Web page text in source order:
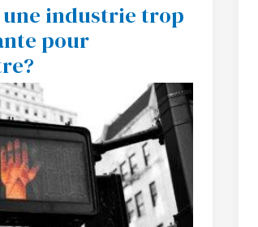
industrie trop
pour